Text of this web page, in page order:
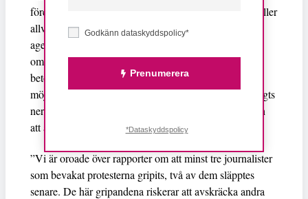
förekomma som en sista utväg, vid direkt risk för liv eller
allvarlig skada. Alla incidenter där säkerhetsstyrkors
agerande resulterat i dödsfall och skador ska utredas
omedelbart, på ett oberoende och transparent sätt,
betonar FN-organet, som också beklagar bristen på
möjligheter till kommunikation då internettjänster stängts
ner i stora delar av landet och journalister hindrats från
att arbeta.
”Vi är oroade över rapporter om att minst tre journalister
som bevakat protesterna gripits, två av dem släpptes
senare. De här gripandena riskerar att avskräcka andra
Godkänn dataskyddspolicy*
Prenumerera
*Dataskyddspolicy